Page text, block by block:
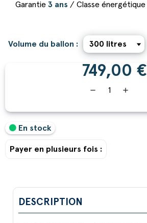
Garantie 3 ans / Classe énergétique
Volume du ballon :
749,00 €
remove add
En stock
Payer en plusieurs fois :
DESCRIPTION